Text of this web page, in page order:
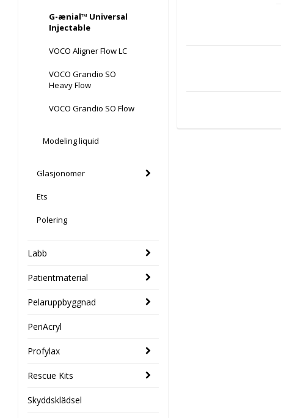
G-ænial™ Universal
Injectable
VOCO Aligner Flow LC
VOCO Grandio SO
Heavy Flow
VOCO Grandio SO Flow
Modeling liquid
Glasjonomer
Ets
Polering
Labb
Patientmaterial
Pelaruppbyggnad
PeriAcryl
Profylax
Rescue Kits
Skyddsklädsel